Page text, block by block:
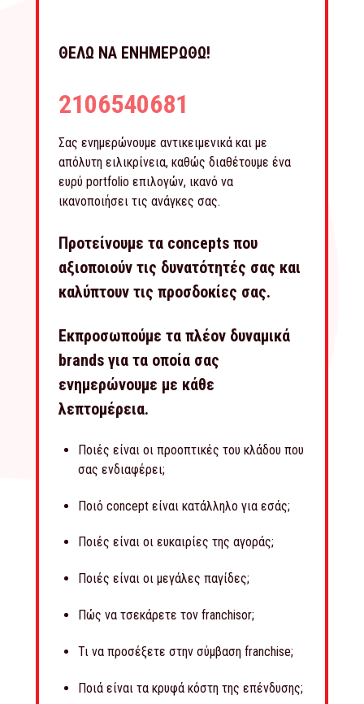
ΘΕΛΩ ΝΑ ΕΝΗΜΕΡΩΘΩ!
2106540681
Σας ενημερώνουμε αντικειμενικά και με
απόλυτη ειλικρίνεια, καθώς διαθέτουμε ένα
ευρύ portfolio επιλογών, ικανό να
ικανοποιήσει τις ανάγκες σας.
Προτείνουμε τα concepts που
αξιοποιούν τις δυνατότητές σας και
καλύπτουν τις προσδοκίες σας.
Εκπροσωπούμε τα πλέον δυναμικά
brands για τα οποία σας
ενημερώνουμε με κάθε
λεπτομέρεια.
Ποιές είναι οι προοπτικές του κλάδου που
σας ενδιαφέρει;
Ποιό concept είναι κατάλληλο για εσάς;
Ποιές είναι οι ευκαιρίες της αγοράς;
Ποιές είναι οι μεγάλες παγίδες;
Πώς να τσεκάρετε τον franchisor;
Τι να προσέξετε στην σύμβαση franchise;
Ποιά είναι τα κρυφά κόστη της επένδυσης;